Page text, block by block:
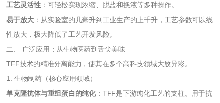
工艺灵活性 ：可轻松实现浓缩、脱盐和换液等多种操作。
易于放大 ：从实验室的几毫升到工业生产的上千升，工艺参数可以线
性放大，极大降低了工艺开发风险。
二、 广泛应用：从生物医药到舌尖美味
TFF技术的精准分离能力，使其在多个高科技领域大放异彩。
1. 生物制药（核心应用领域）
单克隆抗体与重组蛋白的纯化：TFF是下游纯化工艺的支柱。用于抗